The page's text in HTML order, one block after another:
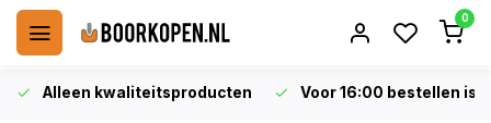
0
Alleen kwaliteitsproducten Voor 16:00 bestellen is